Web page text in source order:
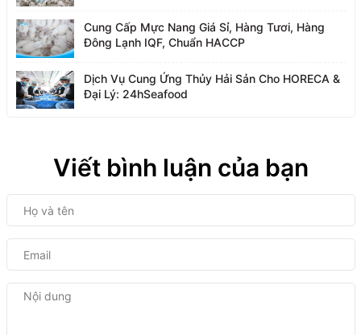
Cung Cấp Mực Nang Giá Sỉ, Hàng Tươi, Hàng
Đông Lạnh IQF, Chuẩn HACCP
Dịch Vụ Cung Ứng Thủy Hải Sản Cho HORECA &
Đại Lý: 24hSeafood
Viết bình luận của bạn